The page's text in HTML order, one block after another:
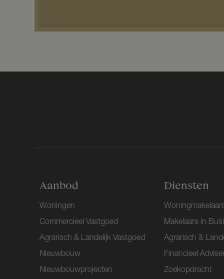
Aanbod
Woningen
Commercieel Vastgoed
Agrarisch & Landelijk Vastgoed
Nieuwbouw
Nieuwbouwprojecten
Diensten
Makelaars in
Agrarisch &
Financieel
Zoekopdracht